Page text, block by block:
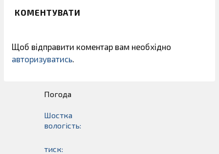
КОМЕНТУВАТИ
Щоб відправити коментар вам необхідно
авторизуватись
Погода
Шостка
вологість:
тиск: